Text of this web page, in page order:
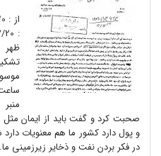
منبر
صحبت کرد و گفت باید از ایمان مثل
و پول دارد کشور ما هم معنویات دارد
در فکر بردن نفت و ذخایر زیرزمینى ما...